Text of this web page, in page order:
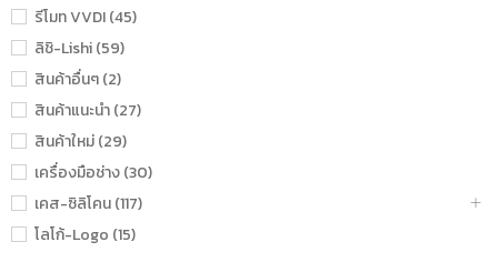
รีโมท VVDI (45)
ลิชิ-Lishi (59)
สินค้าอื่นๆ (2)
สินค้าแนะนำ (27)
สินค้าใหม่ (29)
เครื่องมือช่าง (30)
เคส-ซิลิโคน (117)
โลโก้-Logo (15)